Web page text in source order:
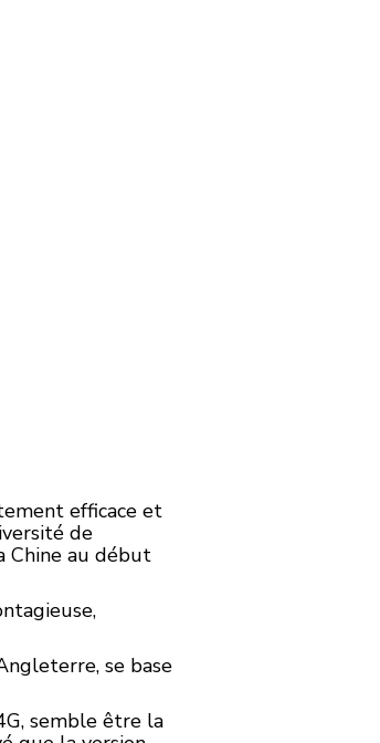
efficace et
de
Chine au début
se base
semble être la